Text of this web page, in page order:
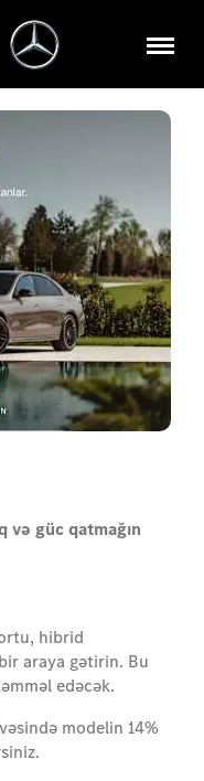
və güc qatmağın
hibrid
araya gətirin. Bu
edəcək.
modelin 14%